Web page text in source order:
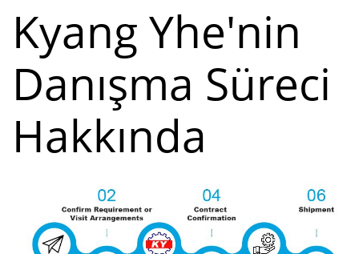
Kyang Yhe'nin
Danışma Süreci
Hakkında